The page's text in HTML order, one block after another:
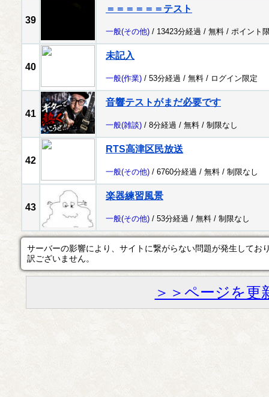
39
＝＝＝＝＝＝テスト
一般(その他) / 13423分経過 / 無料 / ポイント
40
未記入
一般(作業) / 53分経過 / 無料 / ログイン限定
41
音響テストがまだ必要です
一般(雑談) / 8分経過 / 無料 / 制限なし
42
RTS高津区民放送
一般(その他) / 6760分経過 / 無料 / 制限なし
43
楽器練習風景
一般(その他) / 53分経過 / 無料 / 制限なし
サーバーの影響により、サイトに繋がらない問題が発生してお
訳ございません。
＞＞ページを更